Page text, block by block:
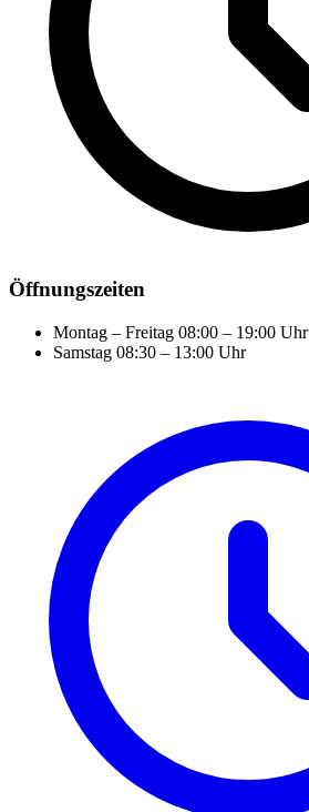
Öffnungszeiten
Montag – Freitag 08:00 – 19:00 Uhr
Samstag 08:30 – 13:00 Uhr